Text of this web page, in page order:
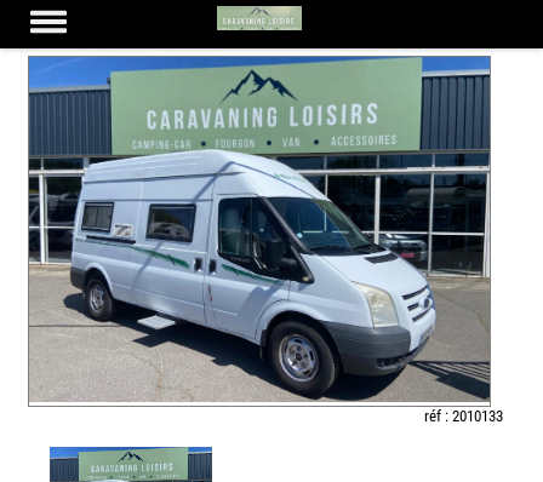
FONT VENDOME FORTY VAN
réf : 2010133